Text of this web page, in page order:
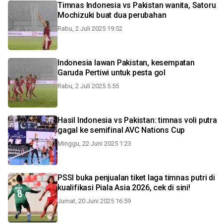
Timnas Indonesia vs Pakistan wanita, Satoru
Mochizuki buat dua perubahan
Rabu, 2 Juli 2025 19:52
Indonesia lawan Pakistan, kesempatan
Garuda Pertiwi untuk pesta gol
Rabu, 2 Juli 2025 5:55
Hasil Indonesia vs Pakistan: timnas voli putra
gagal ke semifinal AVC Nations Cup
Minggu, 22 Juni 2025 1:23
PSSI buka penjualan tiket laga timnas putri di
kualifikasi Piala Asia 2026, cek di sini!
Jumat, 20 Juni 2025 16:59